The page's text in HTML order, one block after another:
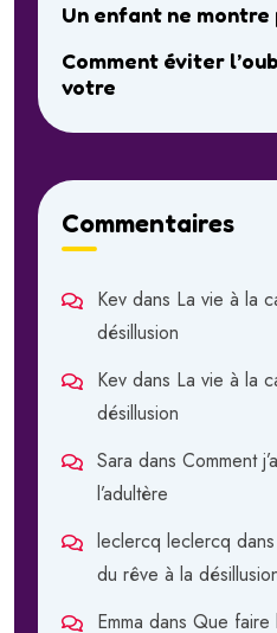
Un enfant ne montre
Comment éviter
votre
Commentaires
Kev dans La vie à la
désillusion
Kev dans La vie à la
désillusion
Sara dans Comment
l’adultère
leclercq leclercq dans
du rêve à la
Emma dans Que faire